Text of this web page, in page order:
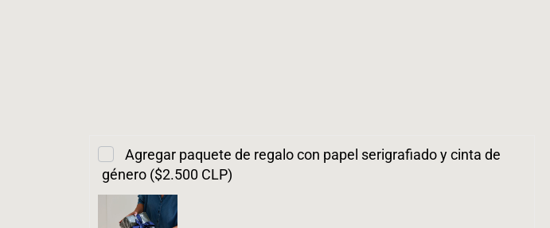
Agregar paquete de regalo con papel serigrafiado y cinta de
género ($2.500 CLP)